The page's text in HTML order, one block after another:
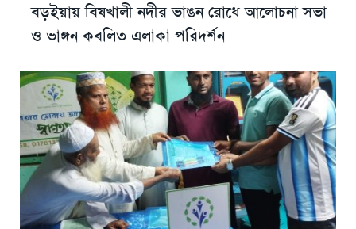
বড়ইয়ায় বিষখালী নদীর ভাঙন রোধে আলোচনা সভা
ও ভাঙ্গন কবলিত এলাকা পরিদর্শন